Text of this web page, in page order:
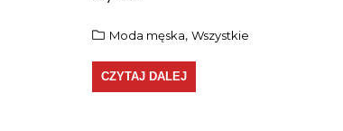
Moda męska, Wszystkie
CZYTAJ DALEJ